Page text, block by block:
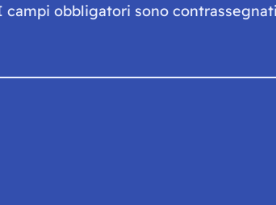
campi obbligatori sono contrassegnati